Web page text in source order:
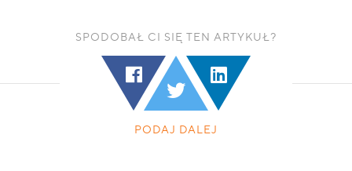
SPODOBAŁ CI SIĘ TEN ARTYKUŁ?
PODAJ DALEJ